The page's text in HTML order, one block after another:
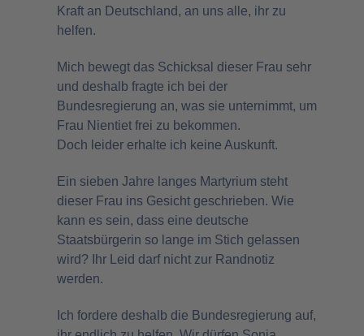
Kraft an Deutschland, an uns alle, ihr zu
helfen.
Mich bewegt das Schicksal dieser Frau sehr
und deshalb fragte ich bei der
Bundesregierung an, was sie unternimmt, um
Frau Nientiet frei zu bekommen.
Doch leider erhalte ich keine Auskunft.
Ein sieben Jahre langes Martyrium steht
dieser Frau ins Gesicht geschrieben. Wie
kann es sein, dass eine deutsche
Staatsbürgerin so lange im Stich gelassen
wird? Ihr Leid darf nicht zur Randnotiz
werden.
Ich fordere deshalb die Bundesregierung auf,